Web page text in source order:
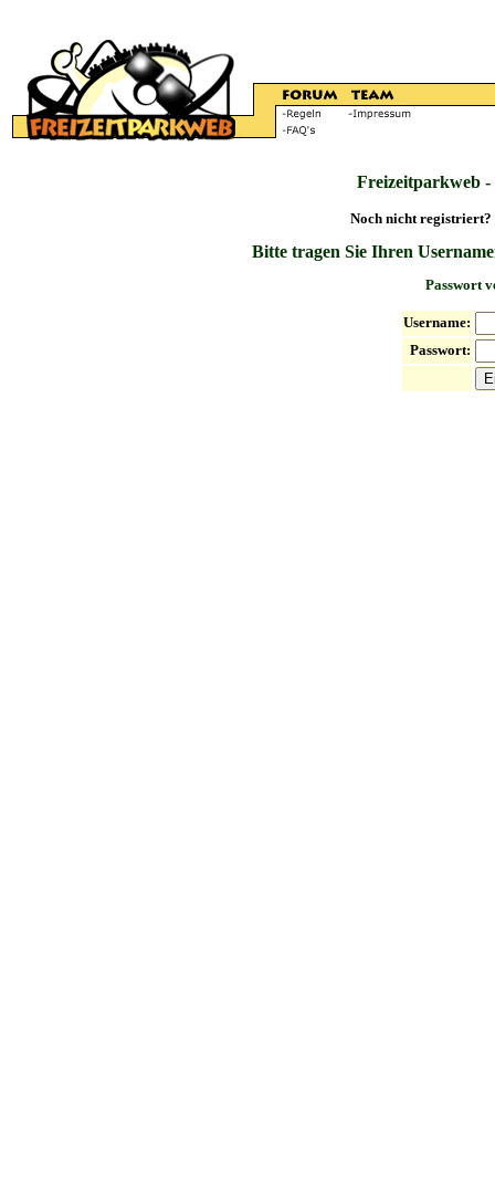
Freizeitparkweb
Noch nicht registriert?
Bitte tragen Sie Ihren
Passwort
Username:
Passwort: